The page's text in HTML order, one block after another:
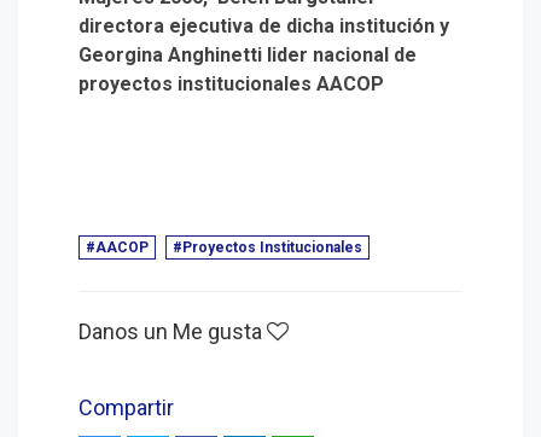
directora ejecutiva de dicha institución y
Georgina Anghinetti lider nacional de
proyectos institucionales AACOP
#AACOP #Proyectos Institucionales
Danos un Me gusta
Compartir